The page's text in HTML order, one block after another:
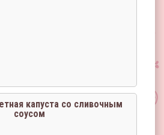
капуста со сливочным
соусом